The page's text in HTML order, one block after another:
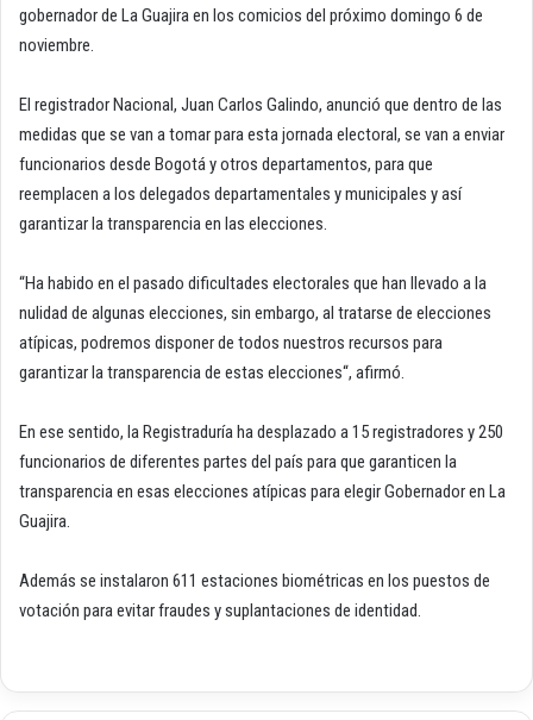
gobernador de La Guajira en los comicios del próximo domingo 6 de
noviembre.
El registrador Nacional, Juan Carlos Galindo, anunció que dentro de las
medidas que se van a tomar para esta jornada electoral, se van a enviar
funcionarios desde Bogotá y otros departamentos, para que
reemplacen a los delegados departamentales y municipales y así
garantizar la transparencia en las elecciones.
“Ha habido en el pasado dificultades electorales que han llevado a la
nulidad de algunas elecciones, sin embargo, al tratarse de elecciones
atípicas, podremos disponer de todos nuestros recursos para
garantizar la transparencia de estas elecciones“, afirmó.
En ese sentido, la Registraduría ha desplazado a 15 registradores y 250
funcionarios de diferentes partes del país para que garanticen la
transparencia en esas elecciones atípicas para elegir Gobernador en La
Guajira.
Además se instalaron 611 estaciones biométricas en los puestos de
votación para evitar fraudes y suplantaciones de identidad.